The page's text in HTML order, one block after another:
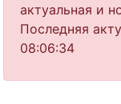
актуальная и
Последняя
08:06:34